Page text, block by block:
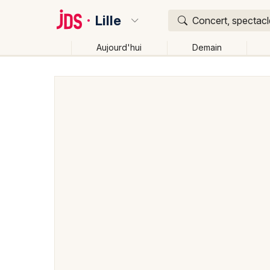
Lille Concert,
Aujourd'hui Demain